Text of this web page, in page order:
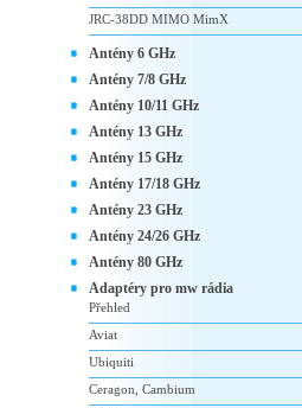
JRC-38DD MIMO MimX
Antény 6 GHz
Antény 7/8 GHz
Antény 10/11 GHz
Antény 13 GHz
Antény 15 GHz
Antény 17/18 GHz
Antény 23 GHz
Antény 24/26 GHz
Antény 80 GHz
Adaptéry pro mw rádia
Přehled
Aviat
Ubiquiti
Ceragon, Cambium